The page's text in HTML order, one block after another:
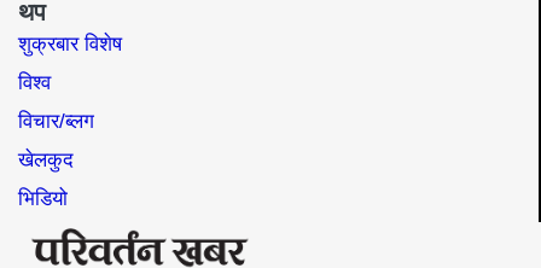
थप
शुक्रबार विशेष
विश्व
विचार/ब्लग
खेलकुद
भिडियो